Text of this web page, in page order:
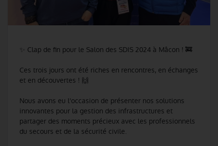
✨ Clap de fin pour le Salon des SDIS 2024 à Mâcon ! 🚒
Ces trois jours ont été riches en rencontres, en échanges
et en découvertes ! 🙌
Nous avons eu l'occasion de présenter nos solutions
innovantes pour la gestion des infrastructures et
partager des moments précieux avec les professionnels
du secours et de la sécurité civile.